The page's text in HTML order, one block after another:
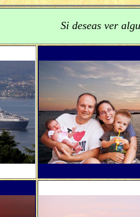
Si deseas ver